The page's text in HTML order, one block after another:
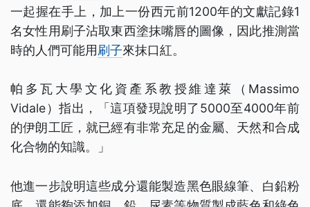
一起握在手上，加上一份西元前1200年的文獻記錄1
名女性用刷子沾取東西塗抹嘴唇的圖像，因此推測當
時的人們可能用刷子來抹口紅。
帕多瓦大學文化資產系教授維達萊（Massimo
Vidale）指出，「這項發現說明了5000至4000年前
的伊朗工匠，就已經有非常充足的金屬、天然和合成
化合物的知識。」
他進一步說明這些成分還能製造黑色眼線筆、白鉛粉